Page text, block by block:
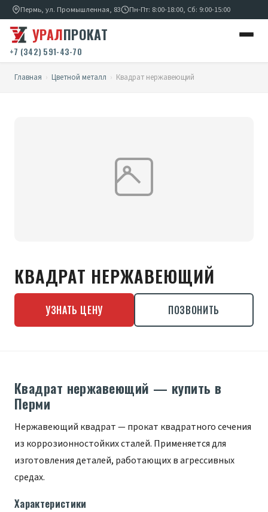
Пермь, ул. Промышленная, 83 Пн-Пт: 8:00-18:00, Сб: 9:00-15:00
УРАЛПРОКАТ
+7 (342) 591-43-70
Главная › Цветной металл › Квадрат нержавеющий
КВАДРАТ НЕРЖАВЕЮЩИЙ
УЗНАТЬ ЦЕНУ ПОЗВОНИТЬ
Квадрат нержавеющий — купить в
Перми
Нержавеющий квадрат — прокат квадратного сечения
из коррозионностойких сталей. Применяется для
изготовления деталей, работающих в агрессивных
средах.
Характеристики